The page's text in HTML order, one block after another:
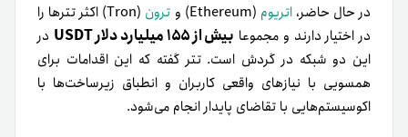
در حال حاضر،اتریوم (Ethereum) و ترون
(Tron) اکثر تترها را
در اختیار دارند و مجموعا بیش از ۱۵۵ میلیارد دلار USDT
در
این دو شبکه در گردش است. تتر گفته که این اقدامات برای
همسویی با نیازهای واقعی کاربران و انطباق زیرساخت‌ها با
اکوسیستم‌هایی با تقاضای پایدار انجام می‌شود.